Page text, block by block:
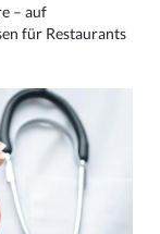
– auf
für Restaurants